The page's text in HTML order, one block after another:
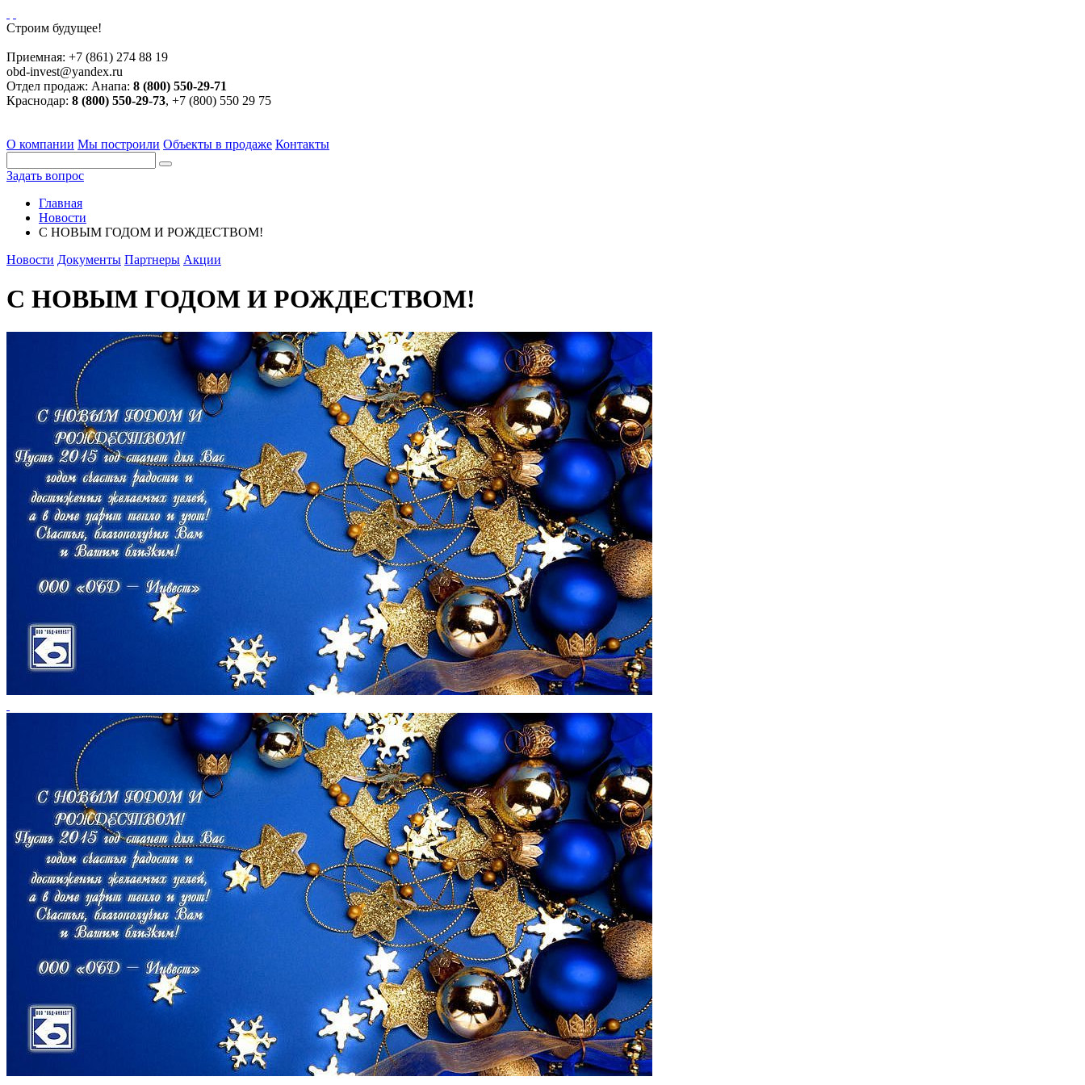
Строим будущее!
Приемная: +7 (861) 274 88 19
obd-invest@yandex.ru
Отдел продаж: Анапа: 8 (800) 550-29-71
Краснодар: 8 (800) 550-29-73, +7 (800) 550 29 75
О компании Мы построили Объекты в продаже Контакты
Задать вопрос
Главная
Новости
С НОВЫМ ГОДОМ И РОЖДЕСТВОМ!
Новости Документы Партнеры Акции
С НОВЫМ ГОДОМ И РОЖДЕСТВОМ!